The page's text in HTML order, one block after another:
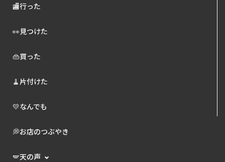
🏬行った
👀見つけた
👜買った
🧹片付けた
💛なんでも
💭お店のつぶやき
🪽天の声